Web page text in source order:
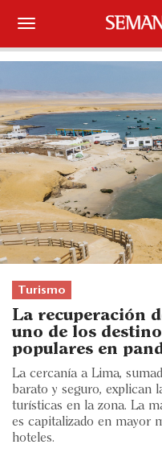
Suscríbase
Iniciar sesión
Portada
¿Qué está
Sectores y
Management
Economía y Finanzas
Legal y Política
Blogs
Ranking CEO
Turismo
La recuperación
uno de los
populares en
La cercanía a Lima,
barato y seguro, explican
turísticas en la zona. La
es capitalizado en mayor
hoteles.